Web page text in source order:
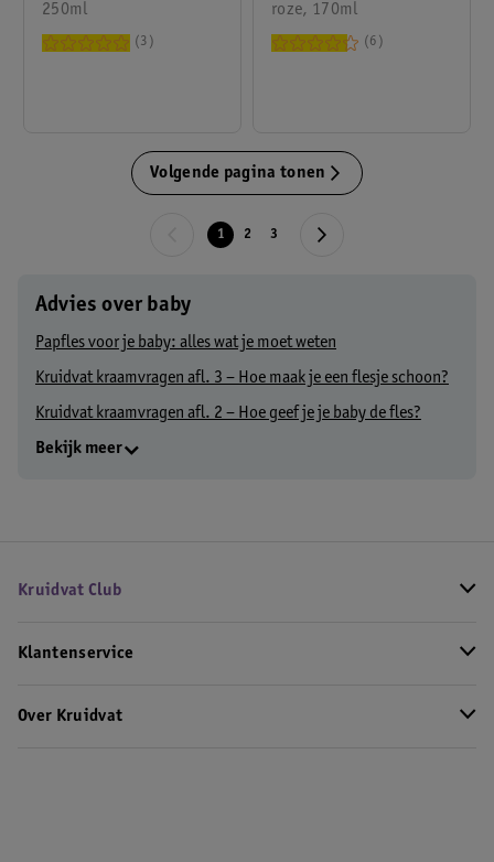
250ml
3
roze, 170ml
6
Volgende pagina tonen
1 2 3
Advies over baby
Papfles voor je baby: alles wat je moet weten
Kruidvat kraamvragen afl. 3 – Hoe maak je een flesje schoon?
Kruidvat kraamvragen afl. 2 – Hoe geef je je baby de fles?
Bekijk meer
Kruidvat Club
Klantenservice
Over Kruidvat